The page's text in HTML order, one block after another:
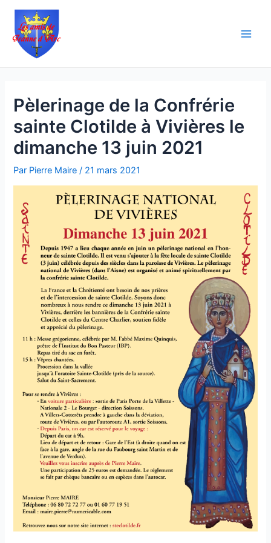
Aller
contenu
Pèlerinage de la Confrérie
sainte Clotilde à Vivières le
dimanche 13 juin 2021
Par Pierre Maire/ 21 mars 2021
Navigation
articles